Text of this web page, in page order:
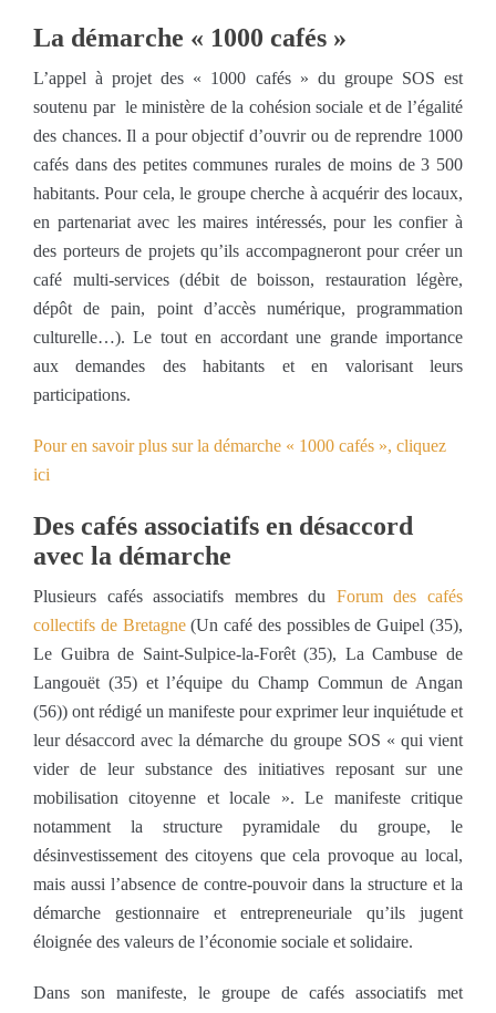
La démarche « 1000 cafés »
L’appel à projet des « 1000 cafés » du groupe SOS est
soutenu par le ministère de la cohésion sociale et de l’égalité
des chances. Il a pour objectif d’ouvrir ou de reprendre 1000
cafés dans des petites communes rurales de moins de 3 500
habitants. Pour cela, le groupe cherche à acquérir des locaux,
en partenariat avec les maires intéressés, pour les confier à
des porteurs de projets qu’ils accompagneront pour créer un
café multi-services (débit de boisson, restauration légère,
dépôt de pain, point d’accès numérique, programmation
culturelle…). Le tout en accordant une grande importance
aux demandes des habitants et en valorisant leurs
participations.
Pour en savoir plus sur la démarche « 1000 cafés », cliquez
ici
Des cafés associatifs en désaccord
avec la démarche
Plusieurs cafés associatifs membres du Forum des cafés
collectifs de Bretagne(Un café des possibles de Guipel (35),
Le Guibra de Saint-Sulpice-la-Forêt (35), La Cambuse de
Langouët (35) et l’équipe du Champ Commun de Angan
(56)) ont rédigé un manifeste pour exprimer leur inquiétude et
leur désaccord avec la démarche du groupe SOS « qui vient
vider de leur substance des initiatives reposant sur une
mobilisation citoyenne et locale ». Le manifeste critique
notamment la structure pyramidale du groupe, le
désinvestissement des citoyens que cela provoque au local,
mais aussi l’absence de contre-pouvoir dans la structure et la
démarche gestionnaire et entrepreneuriale qu’ils jugent
éloignée des valeurs de l’économie sociale et solidaire.
Dans son manifeste, le groupe de cafés associatifs met